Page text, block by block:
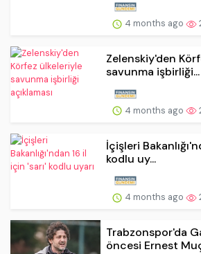
4 months ago
Zelenskiy'den
savunma işbirliği...
4 months ago
İçişleri
kodlu uy...
4 months ago
Trabzonspor'da
öncesi Ernest